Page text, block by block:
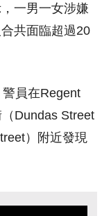
一男一女涉嫌
共面臨超過20
員在Regent
Dundas Street
）附近發現